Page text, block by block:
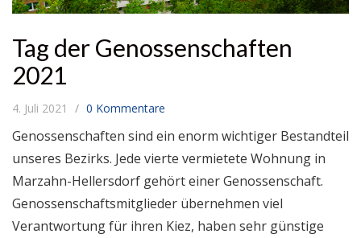
Tag der Genossenschaften
2021
4. Juli 2021 0 Kommentare
Genossenschaften sind ein enorm wichtiger Bestandteil
unseres Bezirks. Jede vierte vermietete Wohnung in
Marzahn-Hellersdorf gehört einer Genossenschaft.
Genossenschaftsmitglieder übernehmen viel
Verantwortung für ihren Kiez, haben sehr günstige